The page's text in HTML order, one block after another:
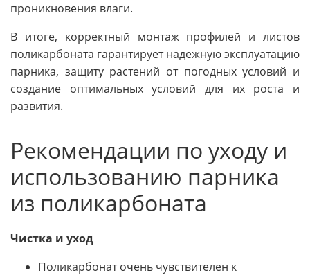
проникновения влаги.
В итоге, корректный монтаж профилей и листов
поликарбоната гарантирует надежную эксплуатацию
парника, защиту растений от погодных условий и
создание оптимальных условий для их роста и
развития.
Рекомендации по уходу и
использованию парника
из поликарбоната
Чистка и уход
Поликарбонат очень чувствителен к